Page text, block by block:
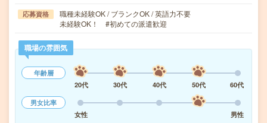
応募資格
職種未経験OK / ブランクOK / 英語力不要
未経験OK！ #初めての派遣歓迎
職場の雰囲気
年齢層
20代
30代 40代 50代
60代
男女比率
女性
男性